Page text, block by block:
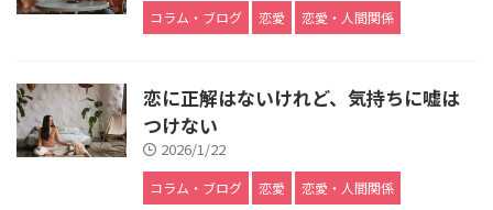
コラム・ブログ 恋愛 恋愛・人間関係
恋に正解はないけれど、気持ちに嘘は
つけない
2026/1/22
コラム・ブログ 恋愛 恋愛・人間関係